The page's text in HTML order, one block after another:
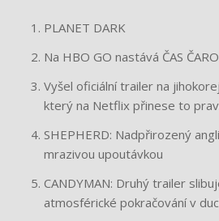
PLANET DARK
Na HBO GO nastává ČAS
Vyšel oficiální trailer na
který na Netflix přinese to
SHEPHERD: Nadpřirozený
mrazivou upoutávkou
CANDYMAN: Druhý trailer
atmosférické pokračování v